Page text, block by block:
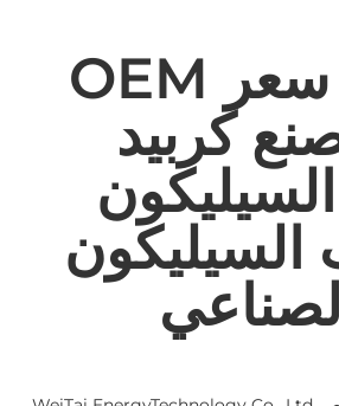
OEM توريد سعر
كربيد
السيليكون Sic